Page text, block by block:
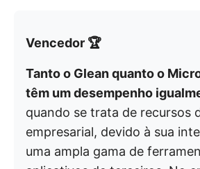
Vencedor 🏆
Tanto o Glean quanto o
têm um desempenho
quando se trata de recursos
empresarial, devido à sua
uma ampla gama de